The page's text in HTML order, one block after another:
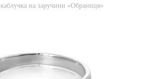
на заручини «Обраниця»